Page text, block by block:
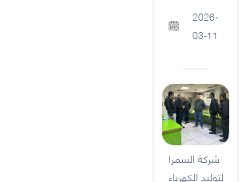
2026-
03-11
شركة السمرا
لتوليد الكهرباء